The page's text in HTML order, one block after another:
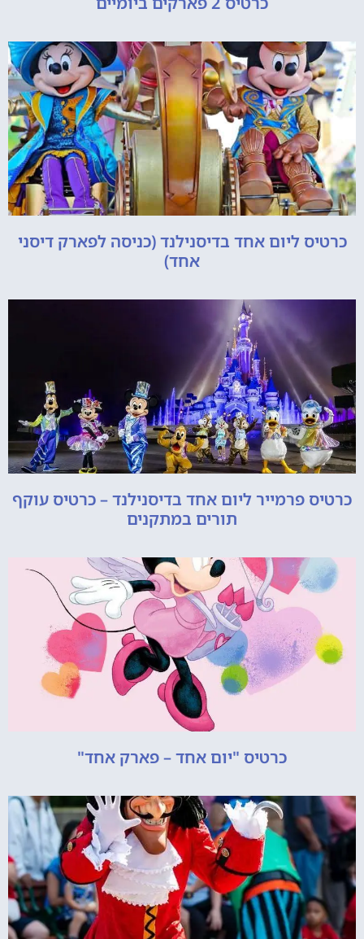
כרטיס ליום אחד בדיסנילנד (כניסה לפארק דיסני
אחד)
כרטיס פרמייר ליום אחד בדיסנילנד – כרטיס עוקף
תורים במתקנים
כרטיס "יום אחד – פארק אחד"